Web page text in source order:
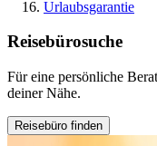
Urlaubsgarantie
Reisebürosuche
Für eine persönliche
deiner Nähe.
Reisebüro finden